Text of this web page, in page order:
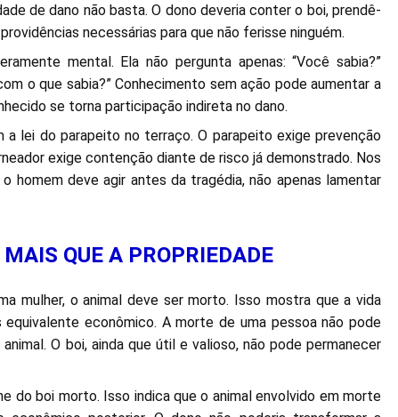
de dano não basta. O dono deveria conter o boi, prendê-
necessárias para que não ferisse ninguém.
mental. Ela não pergunta apenas: “Você sabia?”
o que sabia?” Conhecimento sem ação pode aumentar a
se torna participação indireta no dano.
lei do parapeito no terraço. O parapeito exige prevenção
exige contenção diante de risco já demonstrado. Nos
homem deve agir antes da tragédia, não apenas lamentar
QUE A PROPRIEDADE
mulher, o animal deve ser morto. Isso mostra que a vida
econômico. A morte de uma pessoa não pode
O boi, ainda que útil e valioso, não pode permanecer
do boi morto. Isso indica que o animal envolvido em morte